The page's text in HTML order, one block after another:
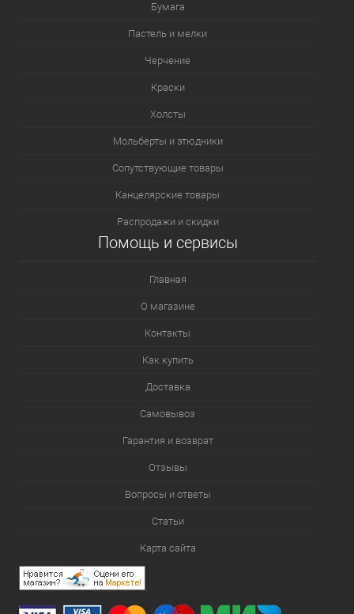
Бумага
Пастель и мелки
Черчение
Краски
Холсты
Мольберты и этюдники
Сопутствующие товары
Канцелярские товары
Распродажи и скидки
Помощь и сервисы
Главная
О магазине
Контакты
Как купить
Доставка
Самовывоз
Гарантия и возврат
Отзывы
Вопросы и ответы
Статьи
Карта сайта